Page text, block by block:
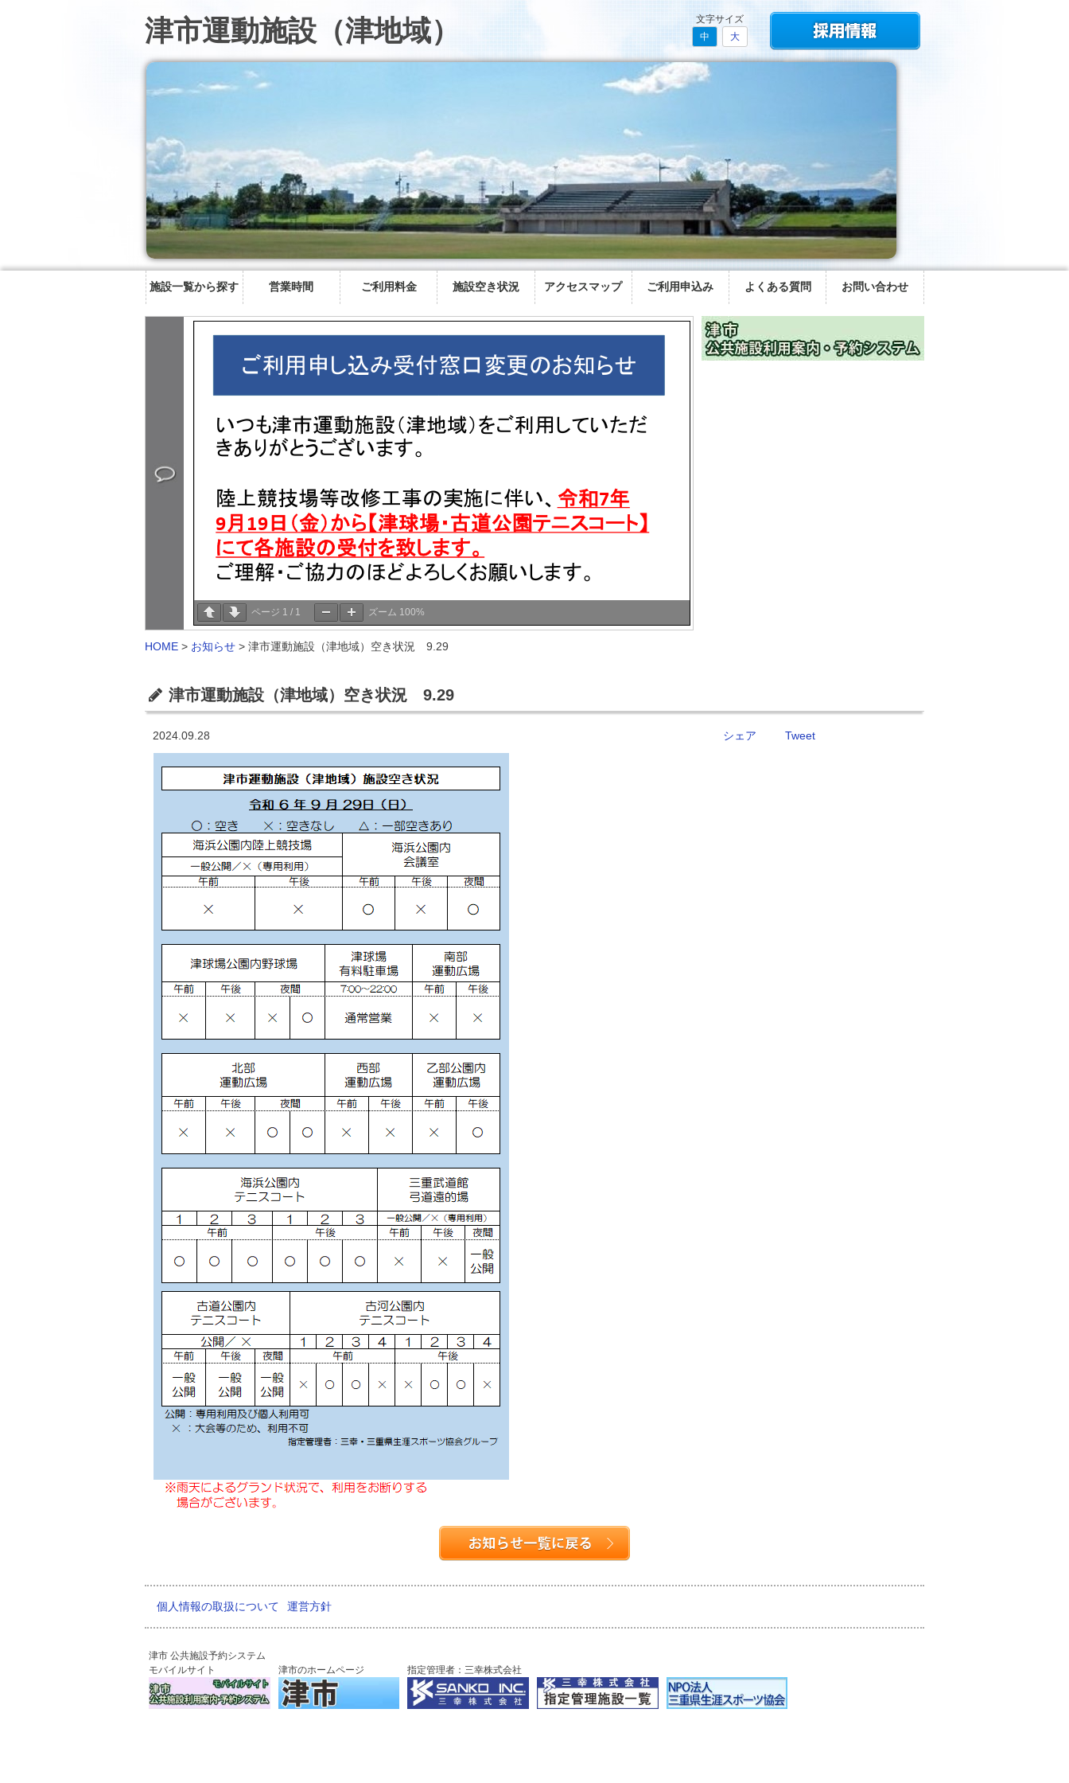
津市運動施設（津地域）
文字サイズ
中
大
施設一覧から探す 営業時間 ご利用料金 施設空き状況 アクセスマップ ご利用申込み よくある質問 お問い合わせ
ページ 1 / 1 ズーム 100%
HOME > お知らせ > 津市運動施設（津地域）空き状況 9.29
津市運動施設（津地域）空き状況 9.29
シェア Tweet
2024.09.28
個人情報の取扱について 運営方針
津市 公共施設予約システム
モバイルサイト
津市のホームページ 指定管理者：三幸株式会社